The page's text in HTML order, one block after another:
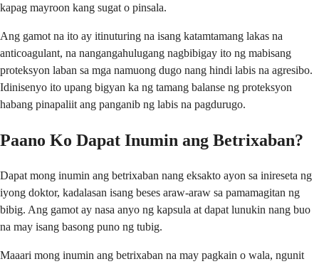
kapag mayroon kang sugat o pinsala.
Ang gamot na ito ay itinuturing na isang katamtamang lakas na
anticoagulant, na nangangahulugang nagbibigay ito ng mabisang
proteksyon laban sa mga namuong dugo nang hindi labis na agresibo.
Idinisenyo ito upang bigyan ka ng tamang balanse ng proteksyon
habang pinapaliit ang panganib ng labis na pagdurugo.
Paano Ko Dapat Inumin ang Betrixaban?
Dapat mong inumin ang betrixaban nang eksakto ayon sa inireseta ng
iyong doktor, kadalasan isang beses araw-araw sa pamamagitan ng
bibig. Ang gamot ay nasa anyo ng kapsula at dapat lunukin nang buo
na may isang basong puno ng tubig.
Maaari mong inumin ang betrixaban na may pagkain o wala, ngunit